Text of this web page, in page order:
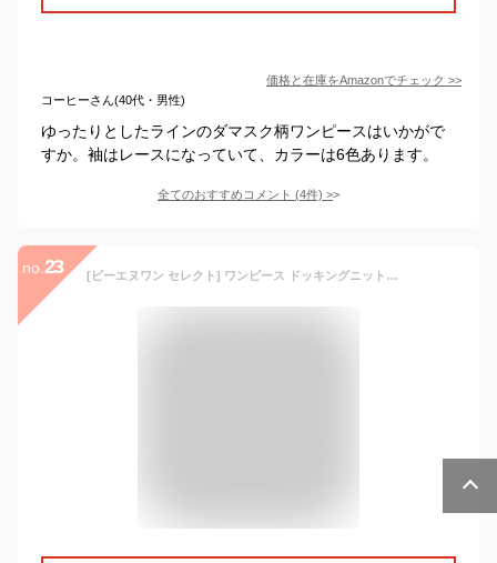
価格と在庫をAmazonでチェック >>
コーヒーさん(40代・男性)
ゆったりとしたラインのダマスク柄ワンピースはいかがで
すか。袖はレースになっていて、カラーは6色あります。
全てのおすすめコメント (4件) >
no. 23 [ビーエヌワン セレクト] ワンピース ドッキングニットワンピース パフスリーブ 膝丈 長袖 秋 冬 レディース ブラック